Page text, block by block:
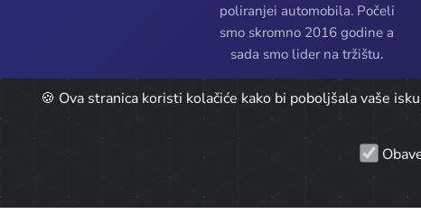
poliranjei automobila. Počeli
smo skromno 2016 godine a
sada smo lider na tržištu.
🍪 Ova stranica koristi kolačiće kako bi poboljšala vaše